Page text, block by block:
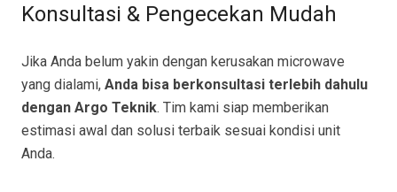
Konsultasi & Pengecekan Mudah
Jika Anda belum yakin dengan kerusakan microwave
yang dialami, Anda bisa berkonsultasi terlebih dahulu
dengan Argo Teknik. Tim kami siap memberikan
estimasi awal dan solusi terbaik sesuai kondisi unit
Anda.